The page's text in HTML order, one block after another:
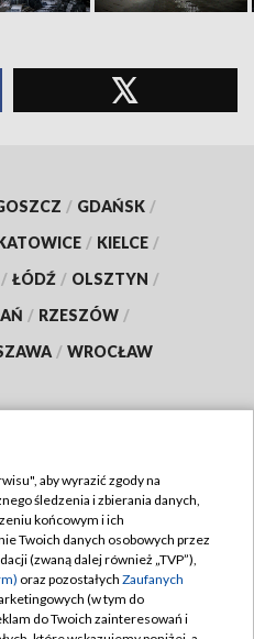
/ GDAŃSK /
/ KIELCE /
/ ŁÓDŹ / OLSZTYN /
/ RZESZÓW /
/ WROCŁAW
TVP
zgody
aby wyrazić zgody na
śledzenia i zbierania danych,
końcowym i ich
Twoich danych osobowych przez
(zwaną dalej również „TVP”),
oraz pozostałych Zaufanych
(w tym do
do Twoich zainteresowań i